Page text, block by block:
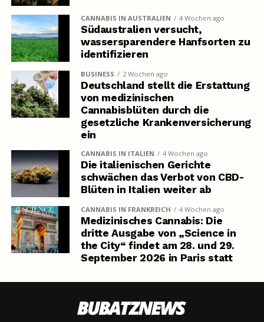
CANNABIS IN AUSTRALIEN 4 Wochen ago
Südaustralien versucht,
wassersparendere Hanfsorten zu
identifizieren
BUSINESS 2 Wochen ago
Deutschland stellt die Erstattung
von medizinischen
Cannabisblüten durch die
gesetzliche Krankenversicherung
ein
CANNABIS IN ITALIEN 4 Wochen ago
Die italienischen Gerichte
schwächen das Verbot von CBD-
Blüten in Italien weiter ab
CANNABIS IN FRANKREICH 4 Wochen ago
Medizinisches Cannabis: Die
dritte Ausgabe von „Science in
the City“ findet am 28. und 29.
September 2026 in Paris statt